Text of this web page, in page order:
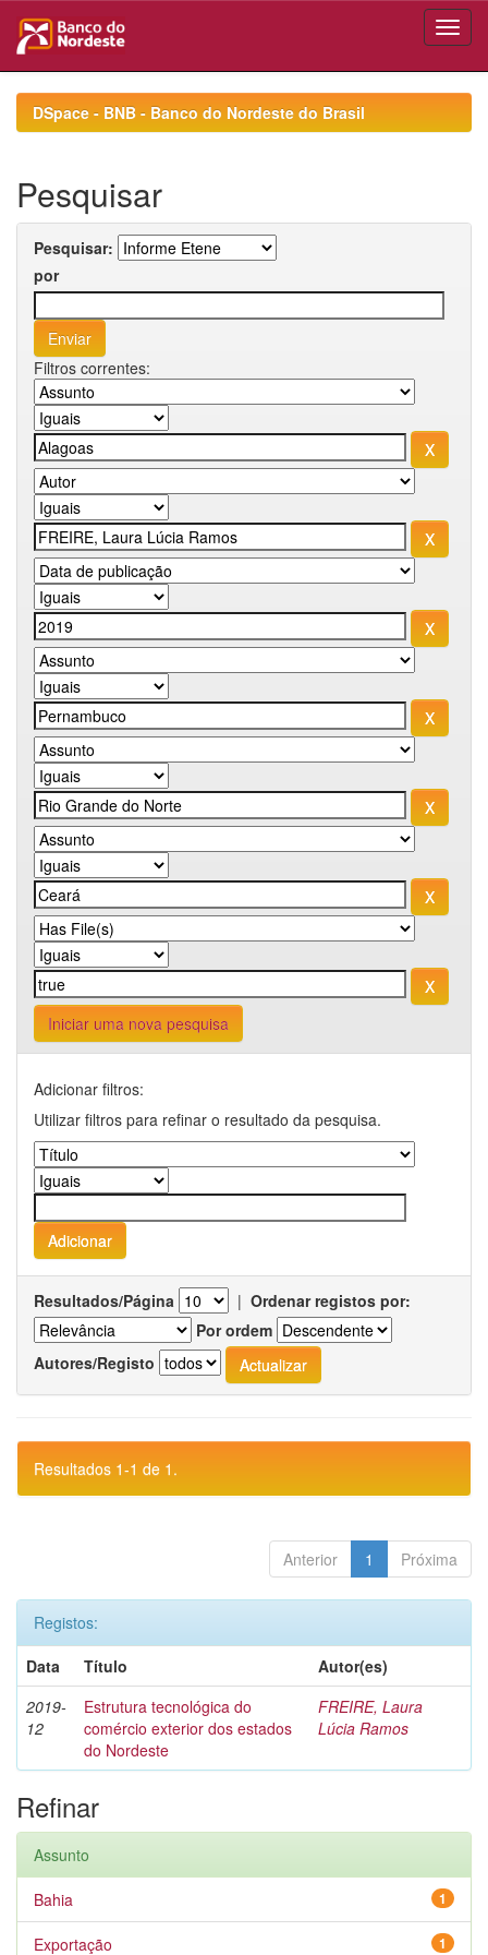
navigationDSpace - BNB - Banco do Nordeste do Brasil
Pesquisar
Pesquisar:
por
Filtros correntes:
Iniciar uma nova pesquisa
Adicionar filtros:
Utilizar filtros para refinar o resultado da pesquisa.
Resultados/Página | Ordenar registos por:
Por ordem
Autores/Registo
Resultados 1-1 de 1.
Anterior 1 Próxima
Registos:
Data
Título
Autor(es)
2019-
12
Estrutura tecnológica do
comércio exterior dos estados
do Nordeste
FREIRE, Laura
Lúcia Ramos
Refinar
Assunto
1
Bahia
1
Exportação